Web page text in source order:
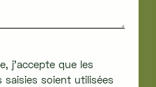
j'accepte que les
saisies soient utilisées